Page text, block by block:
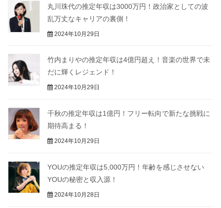
丸川珠代の推定年収は3000万円！政治家としての波
乱万丈なキャリアの裏側！
2024年10月29日
竹内まりやの推定年収は4億円超え！音楽の世界で未
だに輝くレジェンド！
2024年10月29日
千秋の推定年収は1億円！フリー転向で新たな挑戦に
期待高まる！
2024年10月29日
YOUの推定年収は5,000万円！年齢を感じさせない
YOUの秘密と収入源！
2024年10月28日